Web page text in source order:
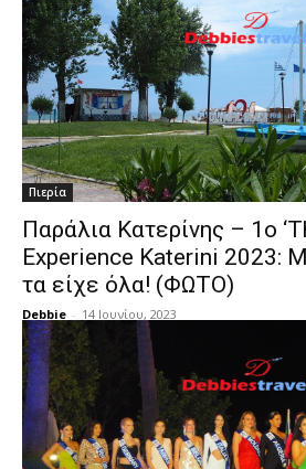
Πιερία
Παράλια Κατερίνης – 1ο
Experience Katerini 2023:
τα είχε όλα! (ΦΩΤΟ)
Debbie - 14 Ιουνίου, 2023